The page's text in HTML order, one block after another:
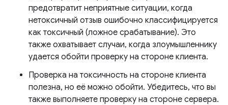
предотвратит неприятные ситуации, когда
нетоксичный отзыв ошибочно классифицируется
как токсичный (ложное срабатывание). Это
также охватывает случаи, когда злоумышленнику
удается обойти проверку на стороне клиента.
Проверка на токсичность на стороне клиента
полезна, но её можно обойти. Убедитесь, что вы
также выполняете проверку на стороне сервера.